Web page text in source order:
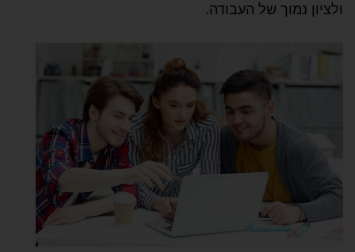
ולציון נמוך של העבודה.